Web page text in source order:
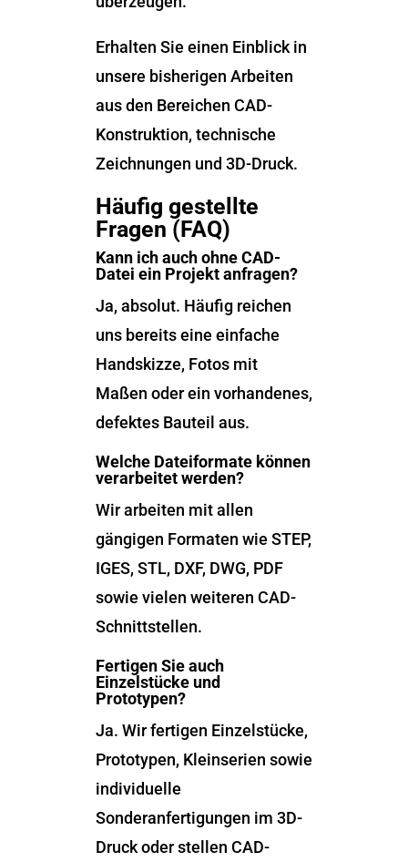
Erhalten Sie einen Einblick in
unsere bisherigen Arbeiten
aus den Bereichen CAD-
Konstruktion, technische
Zeichnungen und 3D-Druck.
Häufig gestellte
Fragen (FAQ)
Kann ich auch ohne CAD-
Datei ein Projekt anfragen?
Ja, absolut. Häufig reichen
uns bereits eine einfache
Handskizze, Fotos mit
Maßen oder ein vorhandenes,
defektes Bauteil aus.
Welche Dateiformate können
verarbeitet werden?
Wir arbeiten mit allen
gängigen Formaten wie STEP,
IGES, STL, DXF, DWG, PDF
sowie vielen weiteren CAD-
Schnittstellen.
Fertigen Sie auch
Einzelstücke und
Prototypen?
Ja. Wir fertigen Einzelstücke,
Prototypen, Kleinserien sowie
individuelle
Sonderanfertigungen im 3D-
Druck oder stellen CAD-